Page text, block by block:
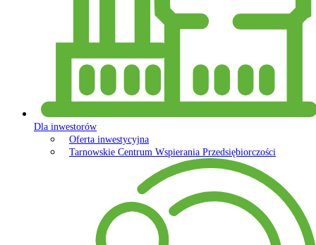
Dla inwestorów
Oferta inwestycyjna
Tarnowskie Centrum Wspierania Przedsiębiorczości